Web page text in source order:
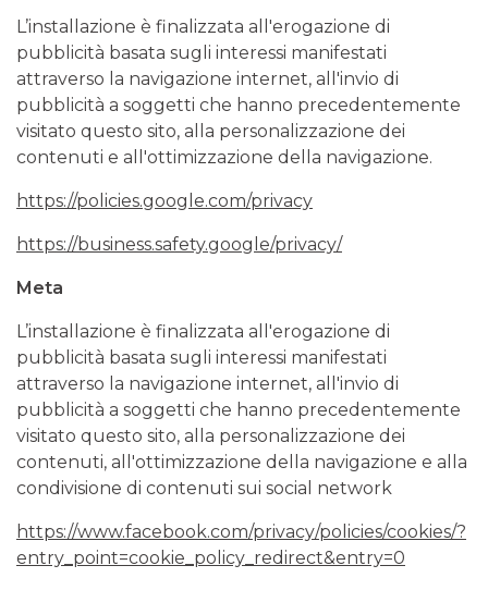
L’installazione è finalizzata all'erogazione di
pubblicità basata sugli interessi manifestati
attraverso la navigazione internet, all'invio di
pubblicità a soggetti che hanno precedentemente
visitato questo sito, alla personalizzazione dei
contenuti e all'ottimizzazione della navigazione.
https://policies.google.com/privacy
https://business.safety.google/privacy/
Meta
L’installazione è finalizzata all'erogazione di
pubblicità basata sugli interessi manifestati
attraverso la navigazione internet, all'invio di
pubblicità a soggetti che hanno precedentemente
visitato questo sito, alla personalizzazione dei
contenuti, all'ottimizzazione della navigazione e alla
condivisione di contenuti sui social network
https://www.facebook.com/privacy/policies/cookies/?
entry_point=cookie_policy_redirect&entry=0